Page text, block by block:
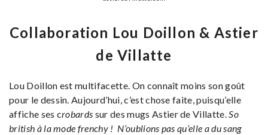
Collaboration Lou Doillon & Astier
de Villatte
Lou Doillon est multifacette. On connaît moins son goût
pour le dessin. Aujourd’hui, c’est chose faite, puisqu’elle
affiche ses crobards sur des mugs Astier de Villatte.So
british à la mode frenchy ! N’oublions pas qu’elle a du sang